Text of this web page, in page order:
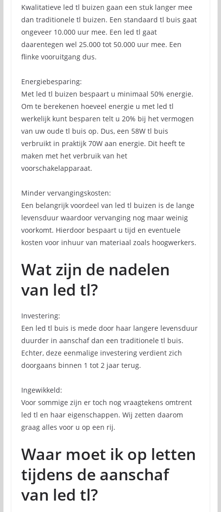
Kwalitatieve led tl buizen gaan een stuk langer mee
dan traditionele tl buizen. Een standaard tl buis gaat
ongeveer 10.000 uur mee. Een led tl gaat
daarentegen wel 25.000 tot 50.000 uur mee. Een
flinke vooruitgang dus.
Energiebesparing:
Met led tl buizen bespaart u minimaal 50% energie.
Om te berekenen hoeveel energie u met led tl
werkelijk kunt besparen telt u 20% bij het vermogen
van uw oude tl buis op. Dus, een 58W tl buis
verbruikt in praktijk 70W aan energie. Dit heeft te
maken met het verbruik van het
voorschakelapparaat.
Minder vervangingskosten:
Een belangrijk voordeel van led tl buizen is de lange
levensduur waardoor vervanging nog maar weinig
voorkomt. Hierdoor bespaart u tijd en eventuele
kosten voor inhuur van materiaal zoals hoogwerkers.
Wat zijn de nadelen
van led tl?
Investering:
Een led tl buis is mede door haar langere levensduur
duurder in aanschaf dan een traditionele tl buis.
Echter, deze eenmalige investering verdient zich
doorgaans binnen 1 tot 2 jaar terug.
Ingewikkeld:
Voor sommige zijn er toch nog vraagtekens omtrent
led tl en haar eigenschappen. Wij zetten daarom
graag alles voor u op een rij.
Waar moet ik op letten
tijdens de aanschaf
van led tl?